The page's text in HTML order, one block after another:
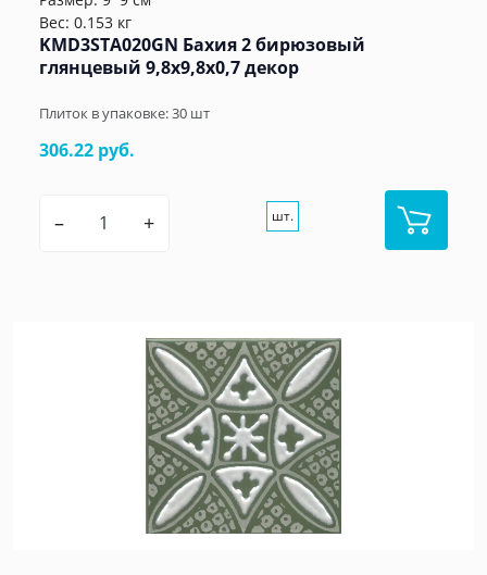
Вес: 0.153 кг
KMD3STA020GN Бахия 2 бирюзовый
глянцевый 9,8x9,8x0,7 декор
Плиток в упаковке:30 шт
306.22 руб.
– + шт.